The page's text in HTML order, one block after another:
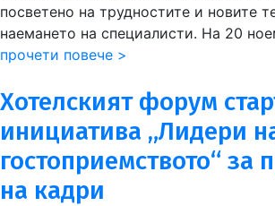
посветено на трудностите и новите
наемането на специалисти. На 20
прочети повече >
Хотелският форум
инициатива „Лидери
гостоприемството“ за
на кадри